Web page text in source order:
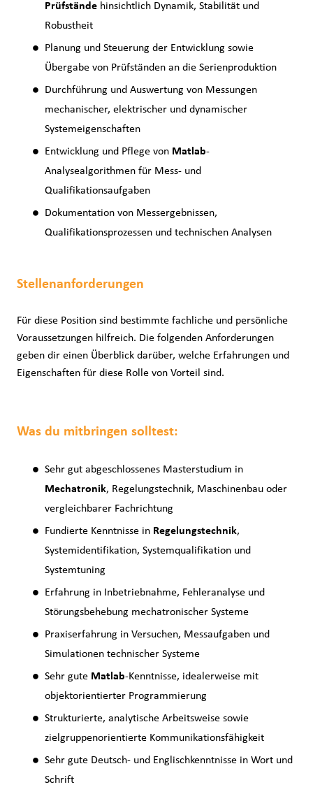
Prüfstände hinsichtlich Dynamik, Stabilität und
Robustheit
Planung und Steuerung der Entwicklung sowie
Übergabe von Prüfständen an die Serienproduktion
Durchführung und Auswertung von Messungen
mechanischer, elektrischer und dynamischer
Systemeigenschaften
Entwicklung und Pflege von Matlab-
Analysealgorithmen für Mess- und
Qualifikationsaufgaben
Dokumentation von Messergebnissen,
Qualifikationsprozessen und technischen Analysen
Stellenanforderungen
Für diese Position sind bestimmte fachliche und persönliche
Voraussetzungen hilfreich. Die folgenden Anforderungen
geben dir einen Überblick darüber, welche Erfahrungen und
Eigenschaften für diese Rolle von Vorteil sind.
Was du mitbringen solltest:
Sehr gut abgeschlossenes Masterstudium in
Mechatronik, Regelungstechnik, Maschinenbau oder
vergleichbarer Fachrichtung
Fundierte Kenntnisse in Regelungstechnik,
Systemidentifikation, Systemqualifikation und
Systemtuning
Erfahrung in Inbetriebnahme, Fehleranalyse und
Störungsbehebung mechatronischer Systeme
Praxiserfahrung in Versuchen, Messaufgaben und
Simulationen technischer Systeme
Sehr gute Matlab-Kenntnisse, idealerweise mit
objektorientierter Programmierung
Strukturierte, analytische Arbeitsweise sowie
zielgruppenorientierte Kommunikationsfähigkeit
Sehr gute Deutsch- und Englischkenntnisse in Wort und
Schrift